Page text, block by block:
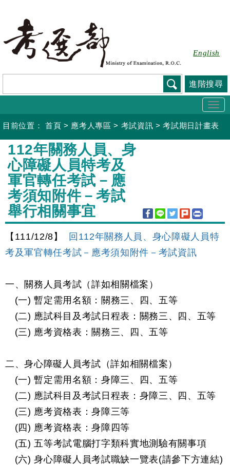
要
容
English
進階搜尋
目前位置： 首頁 > 應考人專區 > 考試資訊 >考試期日計畫表
:::
112年關務人員、身
心障礙人員特考及
軍官轉任考試－應
考須知附件－考試
舉行相關事宜
【111/12/8】
回112年關務人員、身心障礙人員特
考及軍官轉任考試－應考須知附件－考試資訊
一、關務人員考試（詳如相關檔案）
(一) 暫定需用名額：關務三、四、五等
(二) 應試科目及考試日程表：關務三、四、五等
(三) 應考資格表：關務三、四、五等
二、身心障礙人員考試（詳如相關檔案）
(一) 暫定需用名額：身障三、四、五等
(二) 應試科目及考試日程表：身障三、四、五等
(三) 應考資格表：身障三等
(四) 應考資格表：身障四等
(五) 五等考試電腦打字類科實地測驗有關事項
(六) 身心障礙人員考試職缺一覽表(請參下方連結)